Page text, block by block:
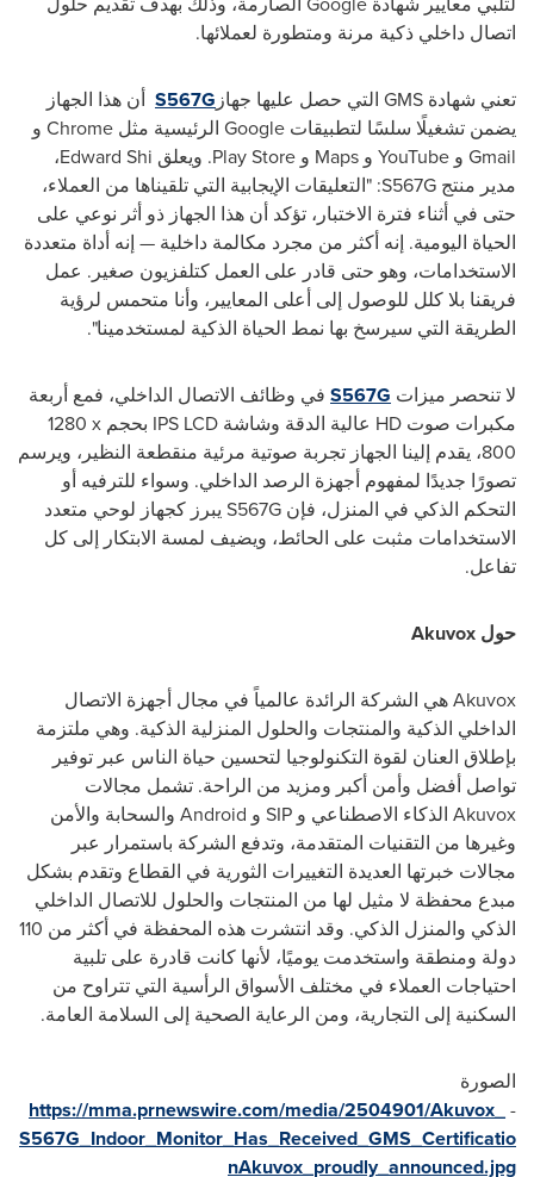
اتصال داخلي ذكية مرنة ومتطورة لعملائها.
تعني شهادة GMS التي حصل عليها جهاز S567G أن هذا الجهاز
يضمن تشغيلًا سلسًا لتطبيقات Google الرئيسية مثل Chrome و
Gmail و YouTube و Maps و Play Store. ويعلق Edward Shi،
مدير منتج S567G: "التعليقات الإيجابية التي تلقيناها من العملاء،
حتى في أثناء فترة الاختبار، تؤكد أن هذا الجهاز ذو أثر نوعي على
الحياة اليومية. إنه أكثر من مجرد مكالمة داخلية — إنه أداة متعددة
الاستخدامات، وهو حتى قادر على العمل كتلفزيون صغير. عمل
فريقنا بلا كلل للوصول إلى أعلى المعايير، وأنا متحمس لرؤية
الطريقة التي سيرسخ بها نمط الحياة الذكية لمستخدمينا".
لا تنحصر ميزات S567G في وظائف الاتصال الداخلي، فمع أربعة
مكبرات صوت HD عالية الدقة وشاشة LCD
IPS بحجم 1280 x
800، يقدم إلينا الجهاز تجربة صوتية مرئية منقطعة النظير، ويرسم
تصورًا جديدًا لمفهوم أجهزة الرصد الداخلي. وسواء للترفيه أو
التحكم الذكي في المنزل، فإن S567G يبرز كجهاز لوحي متعدد
الاستخدامات مثبت على الحائط، ويضيف لمسة الابتكار إلى كل
تفاعل.
حول Akuvox
Akuvoxهي الشركة الرائدة عالمياً في مجال أجهزة الاتصال
الداخلي الذكية والمنتجات والحلول المنزلية الذكية. وهي ملتزمة
بإطلاق العنان لقوة التكنولوجيا لتحسين حياة الناس عبر توفير
تواصل أفضل وأمن أكبر ومزيد من الراحة. تشمل مجالات
Akuvox الذكاء الاصطناعي و SIP و Android والسحابة والأمن
وغيرها من التقنيات المتقدمة، وتدفع الشركة باستمرار عبر
مجالات خبرتها العديدة التغييرات الثورية في القطاع وتقدم بشكل
مبدع محفظة لا مثيل لها من المنتجات والحلول للاتصال الداخلي
الذكي والمنزل الذكي. وقد انتشرت هذه المحفظة في أكثر من 110
دولة ومنطقة واستخدمت يوميًا، لأنها كانت قادرة على تلبية
احتياجات العملاء في مختلف الأسواق الرأسية التي تتراوح من
السكنية إلى التجارية، ومن الرعاية الصحية إلى السلامة العامة.
الصورة
-
https://mma.prnewswire.com/media/2504901/Akuvox_
S567G_Indoor_Monitor_Has_Received_GMS_Certificatio
nAkuvox_proudly_announced.jpg